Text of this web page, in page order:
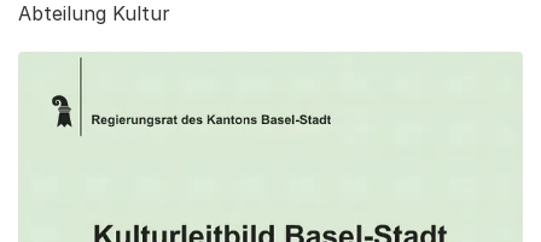
Abteilung Kultur